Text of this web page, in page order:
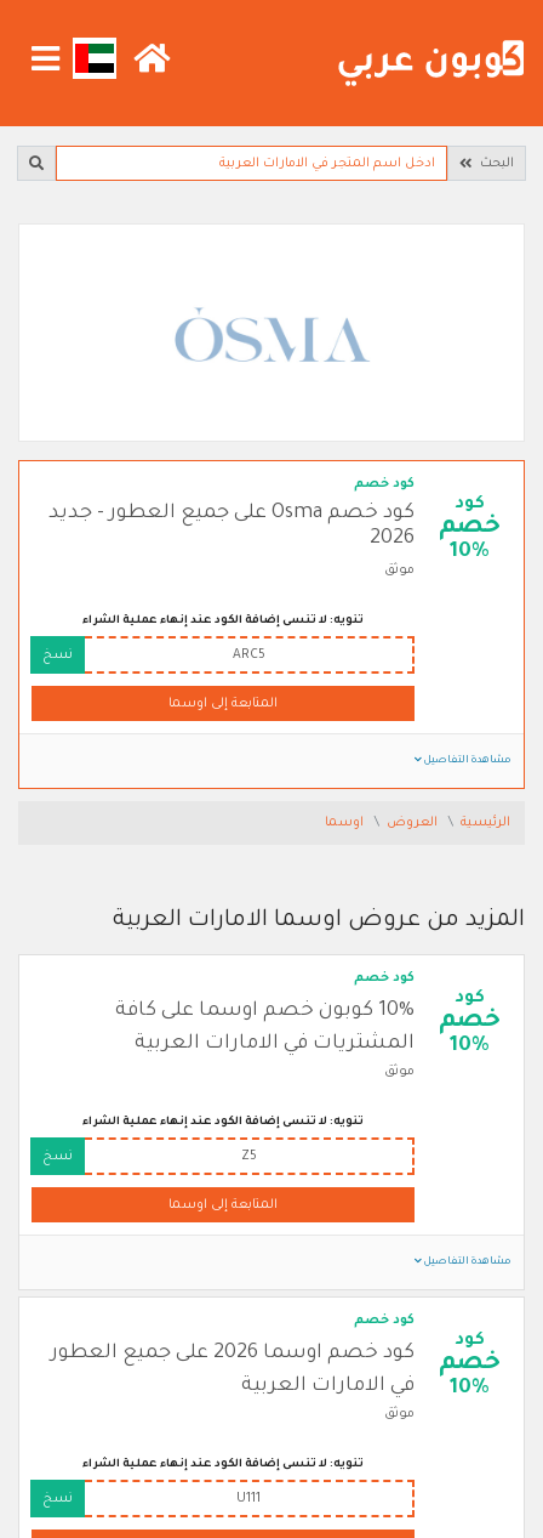
البحث
كود
خصم
10%
كود خصم
كود خصم Osma على جميع العطور - جديد
2026
موثق
تنويه: لا تنسى إضافة الكود عند إنهاء عملية الشراء
ARC5 نسخ
المتابعة إلى اوسما
مشاهدة التفاصيل
الرئيسية العروض اوسما
المزيد من عروض اوسما الامارات العربية
كود
خصم
10%
كود خصم
10% كوبون خصم اوسما على كافة
المشتريات في الامارات العربية
موثق
تنويه: لا تنسى إضافة الكود عند إنهاء عملية الشراء
Z5 نسخ
المتابعة إلى اوسما
مشاهدة التفاصيل
كود
خصم
10%
كود خصم
كود خصم اوسما 2026 على جميع العطور
في الامارات العربية
موثق
تنويه: لا تنسى إضافة الكود عند إنهاء عملية الشراء
U111 نسخ